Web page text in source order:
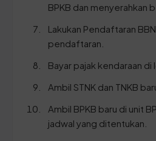
BPKB dan menyerahkan
Lakukan Pendaftaran
pendaftaran.
Bayar pajak kendaraan
Ambil STNK dan TNKB
Ambil BPKB baru di unit
jadwal yang ditentukan.